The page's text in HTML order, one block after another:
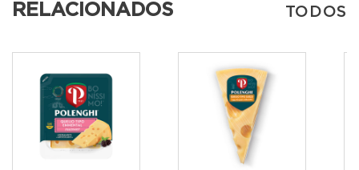
RELACIONADOS
TODOS